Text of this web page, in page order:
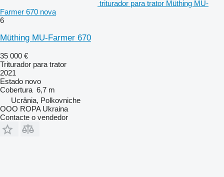
triturador para trator Müthing MU-
Farmer 670 nova
6
Müthing MU-Farmer 670
35 000 €
Triturador para trator
2021
Estado novo
Cobertura 6,7 m
Ucrânia, Polkovniche
OOO ROPA Ukraina
Contacte o vendedor